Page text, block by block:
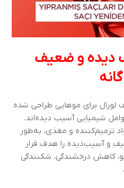
دیده و ضعیف
برای موهایی طراحی شده
شیمیایی آسیب دیده‌اند.
ترمیم‌کننده و مغذی، به‌طور
و آسیب‌دیده را هدف قرار
کاهش درخشندگی، شکنندگی